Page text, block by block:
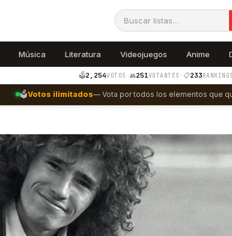
Música Literatura Videojuegos Anime
🗳️2,254VOTOS ·👥251VOTANTES ·📋233RANKINGS
🗳️Votos ilimitados— Vota por todos los elementos que